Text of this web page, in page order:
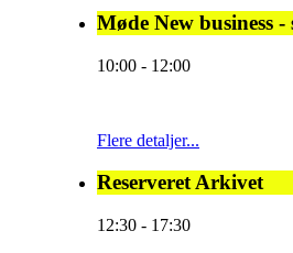
Møde New business
10:00 - 12:00
Flere detaljer...
Reserveret Arkivet
12:30 - 17:30